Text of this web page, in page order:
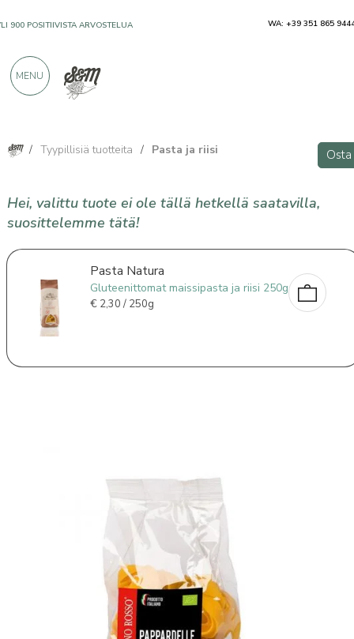
/ Tyypillisiä tuotteita / Pasta ja riisi Osta
Hei, valittu tuote ei ole tällä hetkellä saatavilla,
suosittelemme tätä!
Pasta Natura
Gluteenittomat maissipasta ja riisi 250g
€2,30 / 250g
900 POSITIIVISTA ARVOSTELUA WA: +39 351 865
MENU